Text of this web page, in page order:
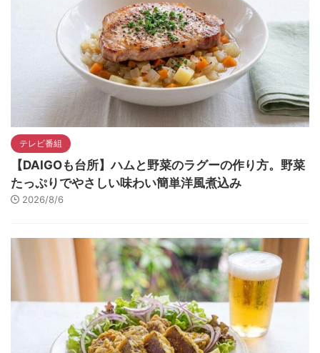
テレビ番組
【DAIGOも台所】ハムと野菜のラグーの作り方。野菜
たっぷりでやさしい味わい簡単洋風煮込み
2026/8/6